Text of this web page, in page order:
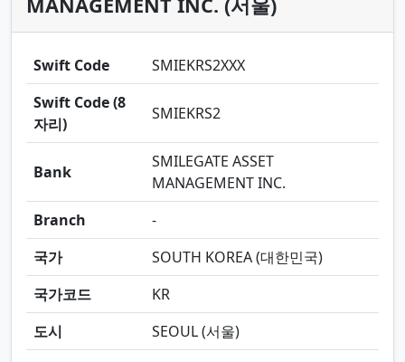
Swift Code
SMIEKRS2XXX
Swift Code (8
자리)
SMIEKRS2
Bank
SMILEGATE ASSET
MANAGEMENT INC.
Branch
-
국가
SOUTH KOREA (대한민국)
국가코드
KR
도시
SEOUL (서울)